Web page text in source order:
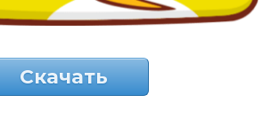
Скачать